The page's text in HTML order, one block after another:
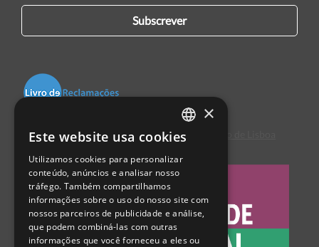
Subscrever
Centro de Arbitragem de Conflitos de Consumo de Lisboa
PORTUGUESE
ENGLISH
SPANISH
×
Este website usa cookies
Utilizamos cookies para personalizar
conteúdo, anúncios e analisar nosso
tráfego. Também compartilhamos
informações sobre o uso do nosso site com
nossos parceiros de publicidade e análise,
que podem combiná-las com outras
informações que você forneceu a eles ou